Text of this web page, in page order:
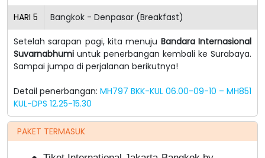
HARI 5 Bangkok - Denpasar (Breakfast)
Setelah sarapan pagi, kita menuju Bandara Internasional
Suvarnabhumi untuk penerbangan kembali ke Surabaya.
Sampai jumpa di perjalanan berikutnya!
Detail penerbangan: MH797 BKK-KUL 06.00-09-10 – MH851
KUL-DPS 12.25-15.30
PAKET TERMASUK